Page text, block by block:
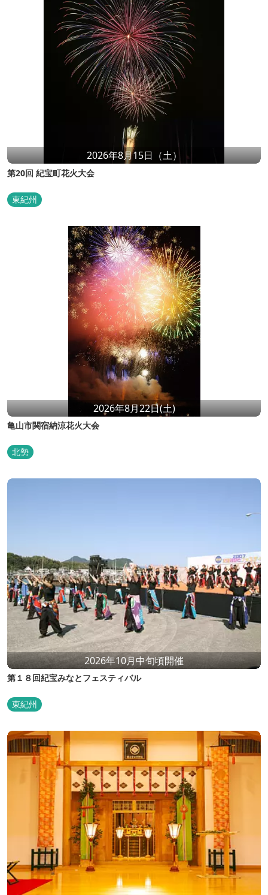
2026年8月15日（土）
第20回 紀宝町花火大会
東紀州
2026年8月22日(土)
亀山市関宿納涼花火大会
北勢
2026年10月中旬頃開催
第１８回紀宝みなとフェスティバル
東紀州